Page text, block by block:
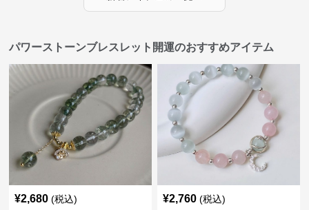
パワーストーンブレスレット開運のおすすめアイテム
¥2,680 (税込) ¥2,760 (税込)